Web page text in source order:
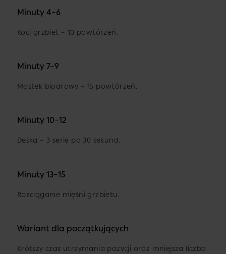
Minuty 4–6
Koci grzbiet – 10 powtórzeń.
Minuty 7–9
Mostek biodrowy – 15 powtórzeń.
Minuty 10–12
Deska – 3 serie po 30 sekund.
Minuty 13–15
Rozciąganie mięśni grzbietu.
Wariant dla początkujących
Krótszy czas utrzymania pozycji oraz mniejsza liczba